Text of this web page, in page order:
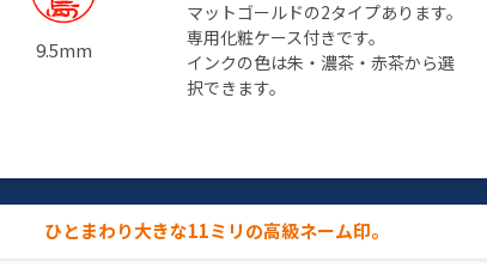
9.5mm
マットゴールドの2タイプあります。
専用化粧ケース付きです。
インクの色は朱・濃茶・赤茶から選
択できます。
ひとまわり大きな11ミリの高級ネーム印。